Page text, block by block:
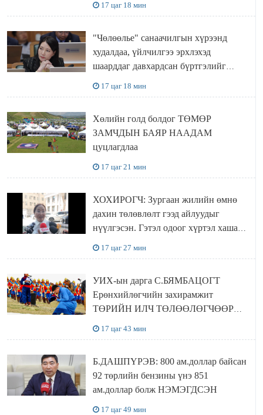
17 цаг 18 мин
"Чөлөөлье" санаачилгын хүрээнд
худалдаа, үйлчилгээ эрхлэхэд
шаарддаг давхардсан бүртгэлийг
хүчингүй болгох тогтоолын төслийг
баталлаа
17 цаг 18 мин
Хөлийн голд болдог ТӨМӨР
ЗАМЧДЫН БАЯР НААДАМ
цуцлагдлаа
17 цаг 21 мин
ХОХИРОГЧ: Зургаан жилийн өмнө
дахин төлөвлөлт гээд айлуудыг
нүүлгэсэн. Гэтэл одоог хүртэл хашаа
байшин ч байхгүй, орон сууц ч
байхгүй хаана амьдрахаа мэдэхгүй явж
17 цаг 27 мин
УИХ-ын дарга С.БЯМБАЦОГТ
Ерөнхийлөгчийн захирамжит
ТӨРИЙН ИЛЧ ТӨЛӨӨЛӨГЧӨӨР
Сутай хайрханы тахилгад оролцжээ
17 цаг 43 мин
Б.ДАШПҮРЭВ: 800 ам.доллар байсан
92 төрлийн бензины үнэ 851
ам.доллар болж НЭМЭГДСЭН
17 цаг 49 мин